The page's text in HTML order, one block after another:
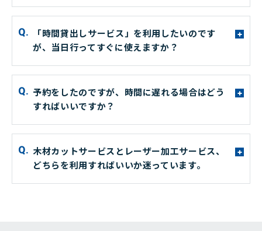
「時間貸出しサービス」を利用したいのです
が、当日行ってすぐに使えますか？
予約をしたのですが、時間に遅れる場合はどう
すればいいですか？
木材カットサービスとレーザー加工サービス、
どちらを利用すればいいか迷っています。